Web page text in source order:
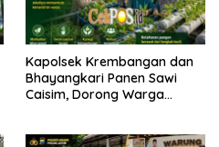
Kapolsek Krembangan dan
Bhayangkari Panen Sawi
Caisim, Dorong Warga